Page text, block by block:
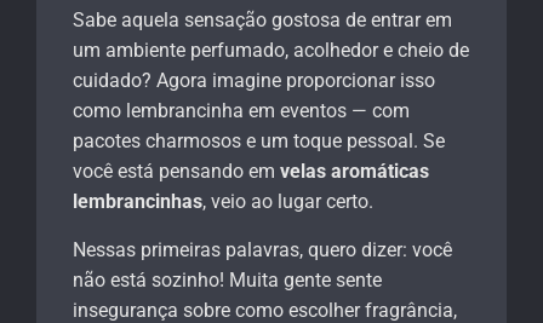
Sabe aquela sensação gostosa de entrar em
um ambiente perfumado, acolhedor e cheio de
cuidado? Agora imagine proporcionar isso
como lembrancinha em eventos — com
pacotes charmosos e um toque pessoal. Se
você está pensando em velas aromáticas
lembrancinhas, veio ao lugar certo.
Nessas primeiras palavras, quero dizer: você
não está sozinho! Muita gente sente
insegurança sobre como escolher fragrância,